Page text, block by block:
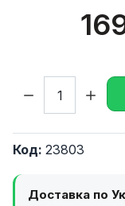
Код: 23803
Доставка по